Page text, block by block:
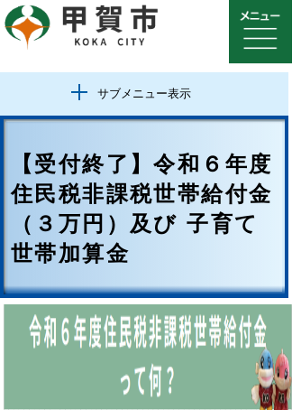
サブメニュー表示
【受付終了】令和６年度
住民税非課税世帯給付金
（３万円）及び 子育て
世帯加算金